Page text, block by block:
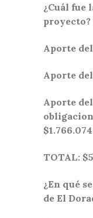
¿Cuál fue
proyecto?
Aporte
Aporte
Aporte
TOTAL:
¿En qué
de El